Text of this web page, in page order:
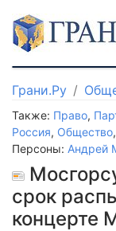
Грани.Ру
Также: Право,
Россия, Общество,
Персоны: Андрей
срок
концерте